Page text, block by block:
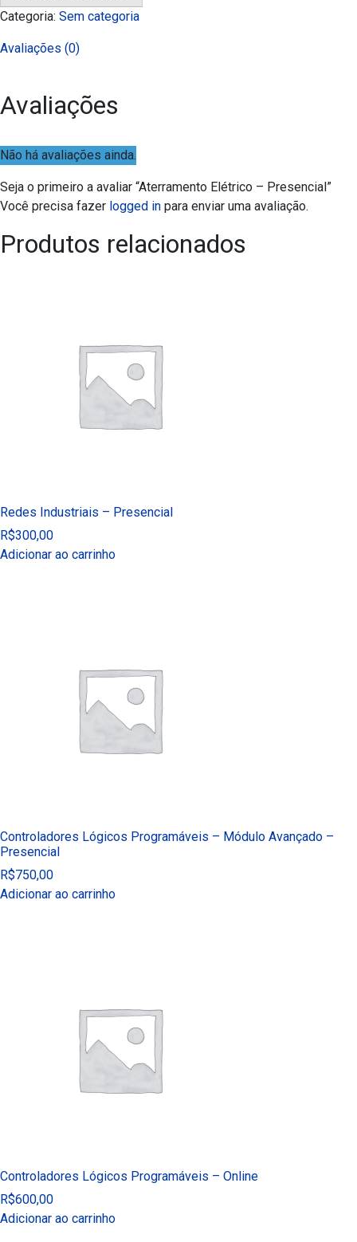
Presencial
Categoria: Sem categoria
Avaliações (0)
Avaliações
Não há avaliações ainda.
Seja o primeiro a avaliar “Aterramento Elétrico – Presencial”
Você precisa fazer logged in para enviar uma avaliação.
Produtos relacionados
Redes Industriais – Presencial
R$300,00
Adicionar ao carrinho
Controladores Lógicos Programáveis – Módulo Avançado –
Presencial
R$750,00
Adicionar ao carrinho
Controladores Lógicos Programáveis – Online
R$600,00
Adicionar ao carrinho